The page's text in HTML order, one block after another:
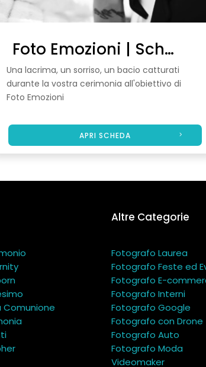
Foto Emozioni | Scheda Prova
Una lacrima, un sorriso, un bacio catturati
durante la vostra cerimonia all'obiettivo di
Foto Emozioni
APRI SCHEDA
Comunione
Altre Categorie
Fotografo Laurea
Fotografo Feste ed
Fotografo E-
Fotografo Interni
Fotografo Google
Fotografo con Drone
Fotografo Auto
Fotografo Moda
Videomaker